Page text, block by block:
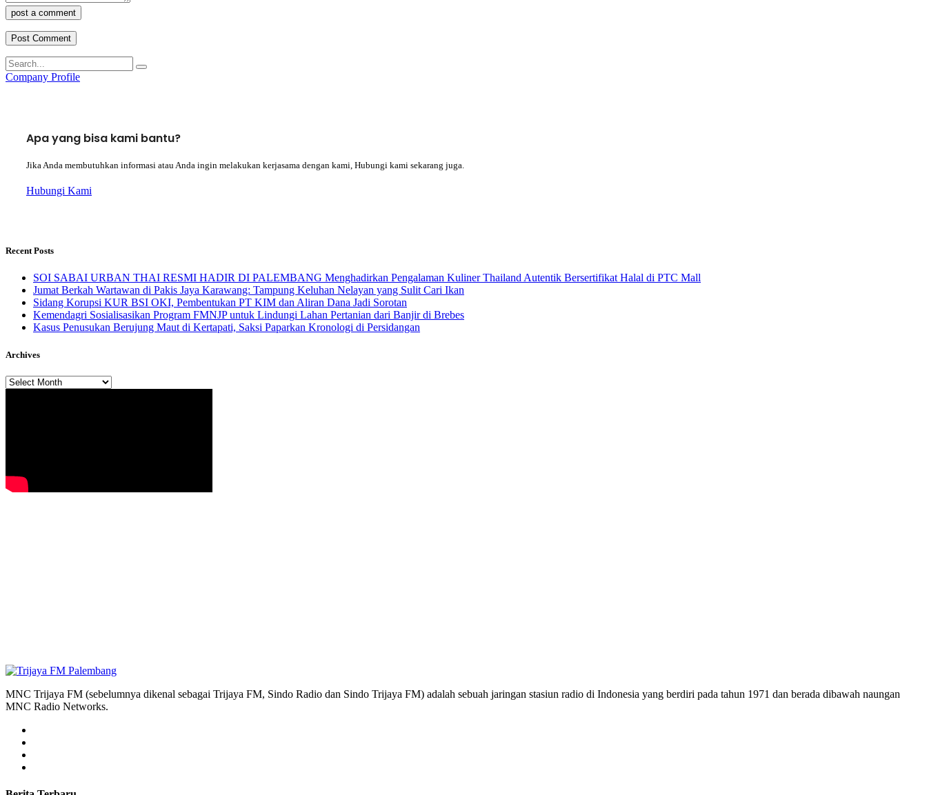
post a comment
Company Profile
Apa yang bisa kami bantu?
Jika Anda membutuhkan informasi atau Anda ingin melakukan kerjasama dengan kami, Hubungi kami sekarang juga.
Hubungi Kami
Recent Posts
SOI SABAI URBAN THAI RESMI HADIR DI PALEMBANG Menghadirkan Pengalaman Kuliner Thailand Autentik Bersertifikat Halal di PTC Mall
Jumat Berkah Wartawan di Pakis Jaya Karawang: Tampung Keluhan Nelayan yang Sulit Cari Ikan
Sidang Korupsi KUR BSI OKI, Pembentukan PT KIM dan Aliran Dana Jadi Sorotan
Kemendagri Sosialisasikan Program FMNJP untuk Lindungi Lahan Pertanian dari Banjir di Brebes
Kasus Penusukan Berujung Maut di Kertapati, Saksi Paparkan Kronologi di Persidangan
Archives
Archives
MNC Trijaya FM (sebelumnya dikenal sebagai Trijaya FM, Sindo Radio dan Sindo Trijaya FM) adalah sebuah jaringan stasiun radio di Indonesia yang berdiri pada tahun 1971 dan berada dibawah naungan
MNC Radio Networks.